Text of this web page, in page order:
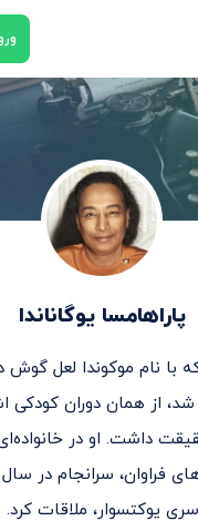
پاراهامسا یوگاناندا
شد، از همان دوران کودکی
داشت. او در
یوکتسوار، ملاقات کرد.